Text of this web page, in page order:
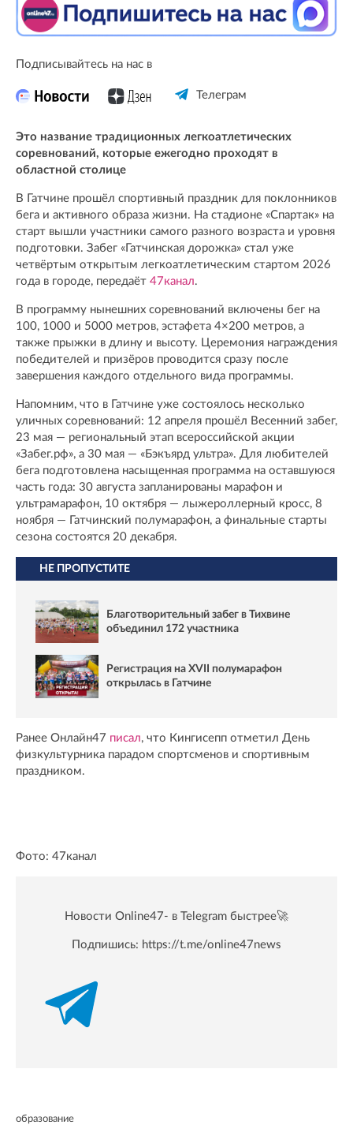
Подписывайтесь на нас в
Телеграм
Это название традиционных легкоатлетических
соревнований, которые ежегодно проходят в
областной столице
В Гатчине прошёл спортивный праздник для поклонников
бега и активного образа жизни. На стадионе «Спартак» на
старт вышли участники самого разного возраста и уровня
подготовки. Забег «Гатчинская дорожка» стал уже
четвёртым открытым легкоатлетическим стартом 2026
года в городе, передаёт 47канал.
В программу нынешних соревнований включены бег на
100, 1000 и 5000 метров, эстафета 4×200 метров, а
также прыжки в длину и высоту. Церемония награждения
победителей и призёров проводится сразу после
завершения каждого отдельного вида программы.
Напомним, что в Гатчине уже состоялось несколько
уличных соревнований: 12 апреля прошёл Весенний забег,
23 мая — региональный этап всероссийской акции
«Забег.рф», а 30 мая — «Бэкъярд ультра». Для любителей
бега подготовлена насыщенная программа на оставшуюся
часть года: 30 августа запланированы марафон и
ультрамарафон, 10 октября — лыжероллерный кросс, 8
ноября — Гатчинский полумарафон, а финальные старты
сезона состоятся 20 декабря.
НЕ ПРОПУСТИТЕ
Благотворительный забег в Тихвине
объединил 172 участника
Регистрация на XVII полумарафон
открылась в Гатчине
Ранее Онлайн47 писал, что Кингисепп отметил День
физкультурника парадом спортсменов и спортивным
праздником.
Фото: 47канал
Новости Online47- в Telegram быстрее🚀
Подпишись: https://t.me/online47news
образование